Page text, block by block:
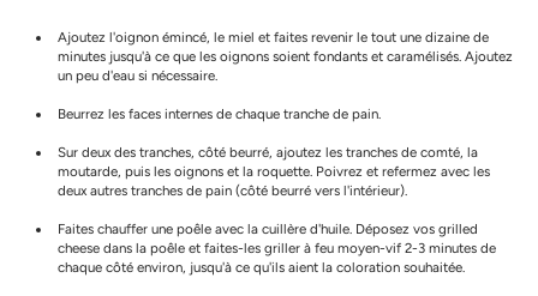
Ajoutez l'oignon émincé, le miel et faites revenir le tout une dizaine de
minutes jusqu'à ce que les oignons soient fondants et caramélisés. Ajoutez
un peu d'eau si nécessaire.
Beurrez les faces internes de chaque tranche de pain.
Sur deux des tranches, côté beurré, ajoutez les tranches de comté, la
moutarde, puis les oignons et la roquette. Poivrez et refermez avec les
deux autres tranches de pain (côté beurré vers l'intérieur).
Faites chauffer une poêle avec la cuillère d'huile. Déposez vos grilled
cheese dans la poêle et faites-les griller à feu moyen-vif 2-3 minutes de
chaque côté environ, jusqu'à ce qu'ils aient la coloration souhaitée.